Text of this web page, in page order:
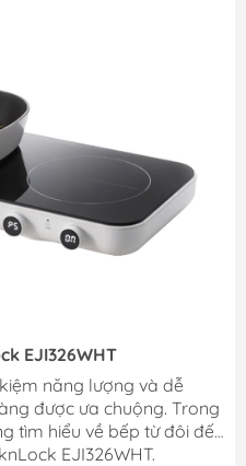
EJI326WHT
năng lượng và dễ
được ưa chuộng. Trong
tìm hiểu về bếp từ đôi đến
EJI326WHT.